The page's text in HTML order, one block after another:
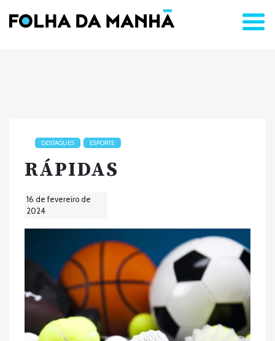
DESTAQUES ESPORTE
RÁPIDAS
16 de fevereiro de
2024